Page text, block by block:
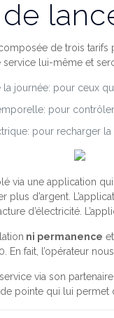
composée de trois
lui-même et
journée: pour ceux
pour
pour recharger
via une application
plus d’argent.
d’électricité.
ni permanence
En fait, l’opérateur
via son
pointe qui lui permet